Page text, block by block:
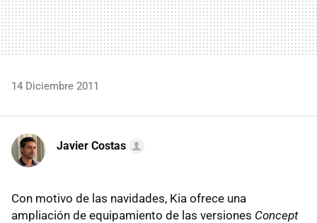
14 Diciembre 2011
Javier Costas
Con motivo de las navidades, Kia ofrece una
ampliación de equipamiento de las versiones Concept